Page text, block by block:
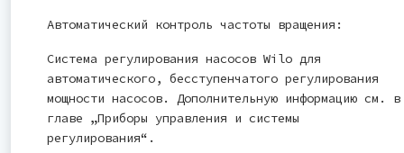
Автоматический контроль частоты вращения:
Система регулирования насосов Wilo для
автоматического, бесступенчатого регулирования
мощности насосов. Дополнительную информацию см. в
главе „Приборы управления и системы
регулирования“.